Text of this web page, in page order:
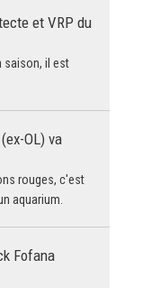
et VRP du
saison, il est
OL) va
rouges, c'est
aquarium.
Fofana